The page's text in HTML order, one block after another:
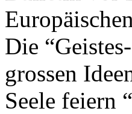
Die
grossen
Seele feiern